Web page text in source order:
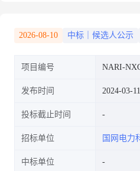
2026-08-10 中标｜候选人公示
项目编号 NARI-
发布时间 2024-03-
投标截止时间
招标单位 国网电力
中标单位